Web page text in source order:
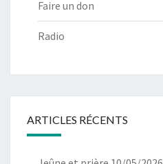
Faire un don
Radio
ARTICLES RÉCENTS